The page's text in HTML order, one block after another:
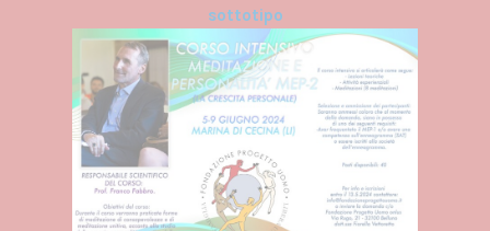
sottotipo